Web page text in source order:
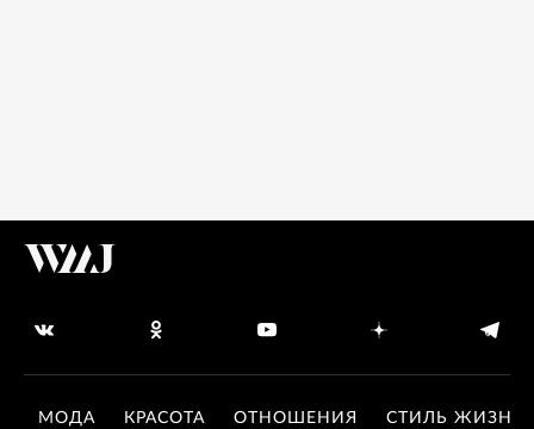
МОДА КРАСОТА ОТНОШЕНИЯ СТИЛЬ ЖИЗНИ